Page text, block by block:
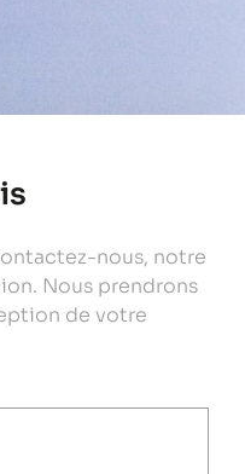
nous, notre
Nous prendrons
de votre